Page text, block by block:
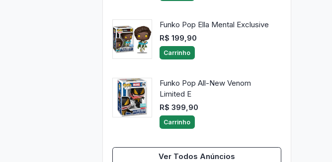
Funko Pop Ella Mental Exclusive
R$ 199,90
Carrinho
Funko Pop All-New Venom
Limited E
R$ 399,90
Carrinho
Ver Todos Anúncios